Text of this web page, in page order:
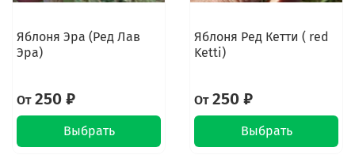
Яблоня Эра (Ред Лав
Эра)
От250 ₽
Выбрать
Яблоня Ред Кетти ( red
Ketti)
От250 ₽
Выбрать